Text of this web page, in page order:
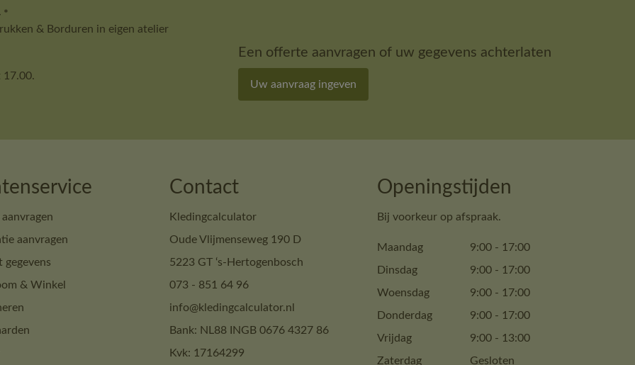
*
& Borduren in eigen atelier
17.00.
Een offerte aanvragen of uw gegevens achterlaten
Uw aanvraag ingeven
aanvragen
gegevens
& Winkel
Contact
Kledingcalculator
Oude Vlijmenseweg 190 D
5223 GT ‘s-Hertogenbosch
073 - 851 64 96
info@kledingcalculator.nl
Bank: NL88 INGB 0676 4327 86
Kvk: 17164299
Openingstijden
Bij voorkeur op afspraak.
Maandag 9:00 - 17:00
Dinsdag
9:00 - 17:00
Woensdag
9:00 - 17:00
Donderdag
9:00 - 17:00
Vrijdag
9:00 - 13:00
Zaterdag
Gesloten